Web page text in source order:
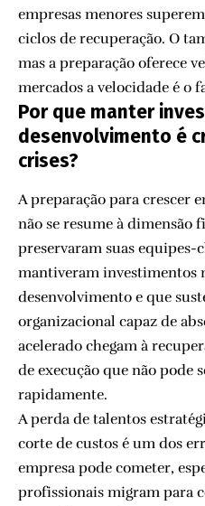
empresas menores
ciclos de recuperação. O
mas a preparação oferece
mercados a velocidade é o
Por que manter
desenvolvimento é
crises?
A preparação para crescer
não se resume à dimensão
preservaram suas equipes-
mantiveram investimentos
desenvolvimento e que
organizacional capaz de
acelerado chegam à
de execução que não pode
rapidamente.
A perda de talentos
corte de custos é um dos
empresa pode cometer,
profissionais migram para